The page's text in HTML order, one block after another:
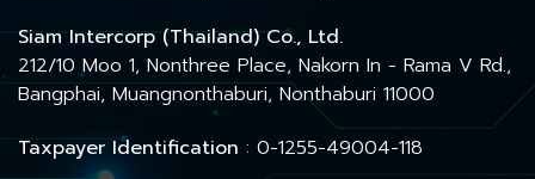
Siam Intercorp (Thailand) Co., Ltd.
212/10 Moo 1, Nonthree Place, Nakorn In - Rama V Rd.,
Bangphai, Muangnonthaburi, Nonthaburi 11000
Taxpayer Identification : 0-1255-49004-118